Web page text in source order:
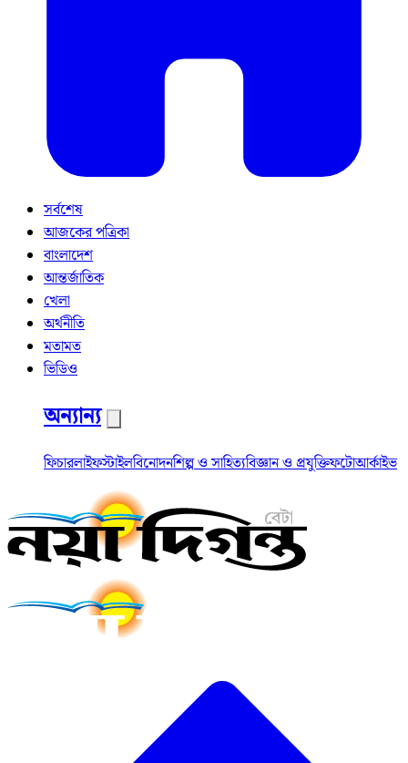
সর্বশেষ
আজকের পত্রিকা
বাংলাদেশ
আন্তর্জাতিক
খেলা
অর্থনীতি
মতামত
ভিডিও
অন্যান্য
ফিচারলাইফস্টাইলবিনোদনশিল্প ও সাহিত্যবিজ্ঞান ও প্রযুক্তিফটোআর্কাইভ